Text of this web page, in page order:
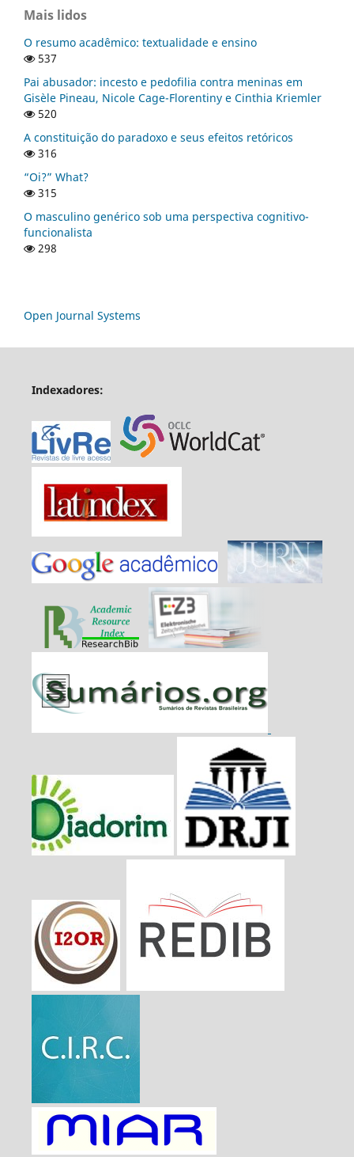
Mais lidos
O resumo acadêmico: textualidade e ensino
537
Pai abusador: incesto e pedofilia contra meninas em
Gisèle Pineau, Nicole Cage-Florentiny e Cinthia Kriemler
520
A constituição do paradoxo e seus efeitos retóricos
316
“Oi?” What?
315
O masculino genérico sob uma perspectiva cognitivo-
funcionalista
298
Open Journal Systems
Indexadores: